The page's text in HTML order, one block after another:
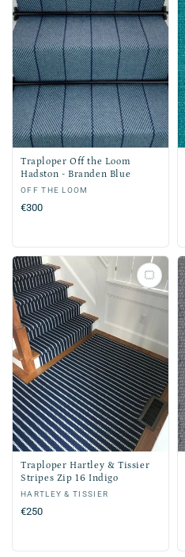
Traploper Off the Loom
Hadston - Branden Blue
Verkoper:
OFF THE LOOM
Normale
€300
Traploper Hartley & Tissier
Stripes Zip 16 Indigo
Verkoper:
HARTLEY & TISSIER
Normale
€250